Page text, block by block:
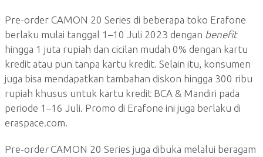
Pre-order CAMON 20 Series di beberapa toko Erafone
berlaku mulai tanggal 1–10 Juli 2023 dengan benefit
hingga 1 juta rupiah dan cicilan mudah 0% dengan kartu
kredit atau pun tanpa kartu kredit. Selain itu, konsumen
juga bisa mendapatkan tambahan diskon hingga 300 ribu
rupiah khusus untuk kartu kredit BCA & Mandiri pada
periode 1–16 Juli. Promo di Erafone ini juga berlaku di
eraspace.com.
Pre-orderCAMON 20 Series juga dibuka melalui beragam